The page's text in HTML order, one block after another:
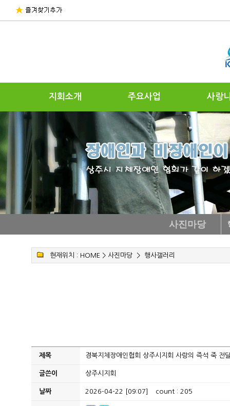
지회소개 주요사업 사랑
사진마당
현재위치 : HOME > 사진마당> 행사갤러리
제목 경북지체장애인협회 상주시지회 사랑의 즉석 죽 전
글쓴이 상주시지회
날짜 2026-04-22 [09:07] count : 205